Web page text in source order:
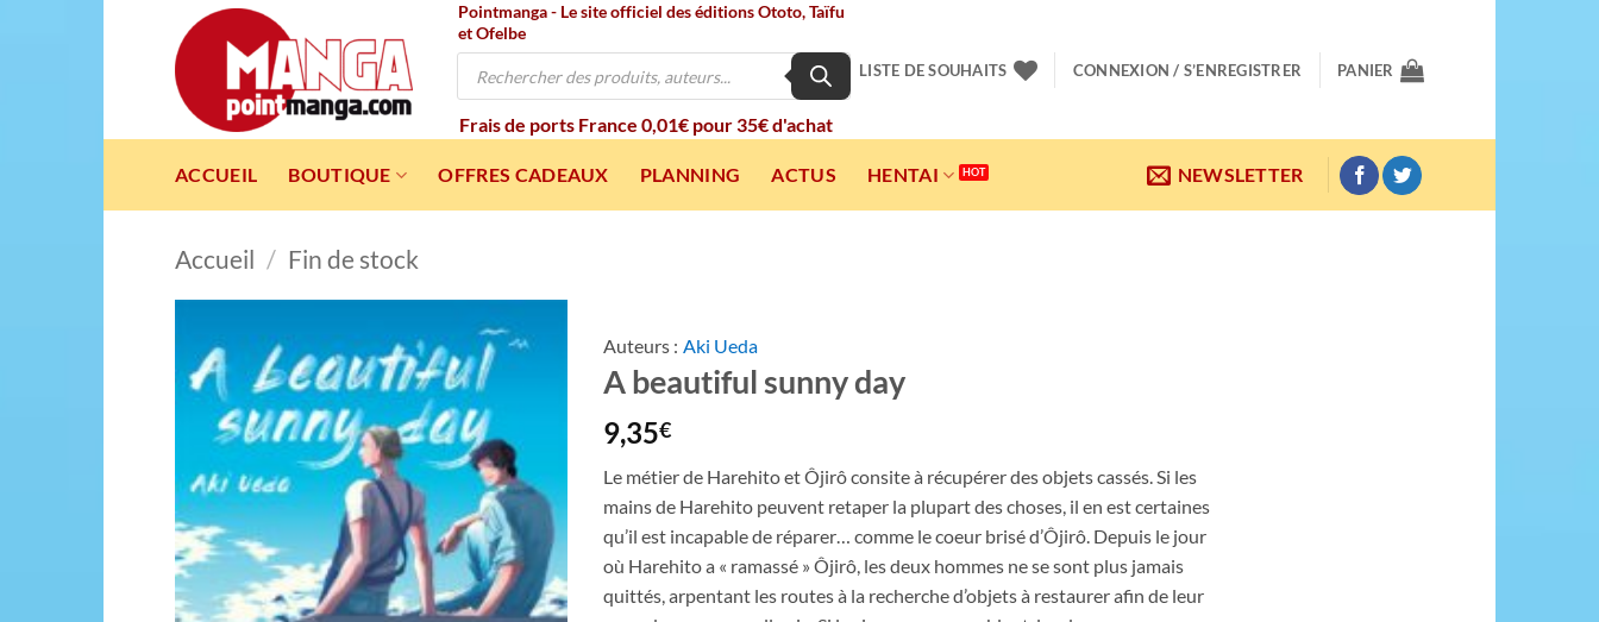
Pointmanga - Le site officiel des éditions Ototo, Taïfu
et Ofelbe
Recherche
Frais de ports France 0,01€ pour 35€ d'achat
LISTE DE SOUHAITS CONNEXION / S’ENREGISTRER PANIER
ACCUEIL BOUTIQUE OFFRES CADEAUX PLANNING ACTUS HENTAI NEWSLETTER
Accueil / Fin de stock
Auteurs : Aki Ueda
A beautiful sunny day
9,35€
Le métier de Harehito et Ôjirô consite à récupérer des objets cassés. Si les
mains de Harehito peuvent retaper la plupart des choses, il en est certaines
qu’il est incapable de réparer… comme le coeur brisé d’Ôjirô. Depuis le jour
où Harehito a « ramassé » Ôjirô, les deux hommes ne se sont plus jamais
quittés, arpentant les routes à la recherche d’objets à restaurer afin de leur